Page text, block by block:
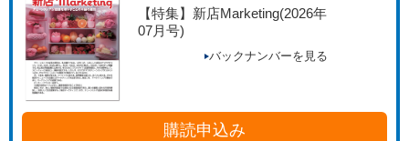
【特集】新店Marketing(2026年
07月号)
バックナンバーを見る
購読申込み